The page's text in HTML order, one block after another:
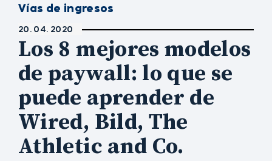
Vías de ingresos
20. 04. 2020
Los 8 mejores modelos
de paywall: lo que se
puede aprender de
Wired, Bild, The
Athletic and Co.